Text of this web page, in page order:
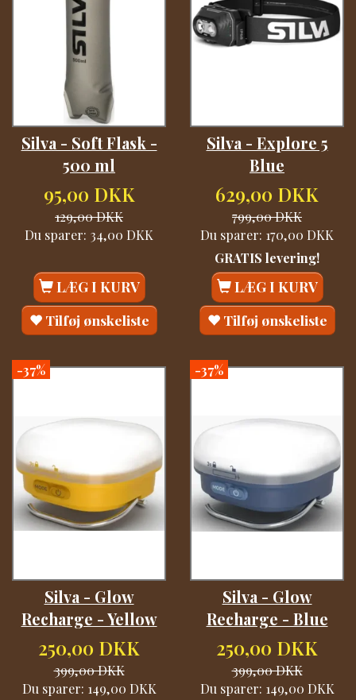
Silva - Soft Flask -
500 ml
95,00 DKK
129,00 DKK
Du sparer: 34,00 DKK
LÆG I KURV
Tilføj ønskeliste
Silva - Explore 5
Blue
629,00 DKK
799,00 DKK
Du sparer: 170,00 DKK
GRATIS levering!
LÆG I KURV
Tilføj ønskeliste
-37%
Silva - Glow
Recharge - Yellow
250,00 DKK
399,00 DKK
Du sparer: 149,00 DKK
-37%
Silva - Glow
Recharge - Blue
250,00 DKK
399,00 DKK
Du sparer: 149,00 DKK